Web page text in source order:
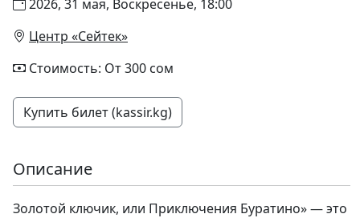
2026, 31 мая, Воскресенье, 18:00
Центр «Сейтек»
Стоимость: От 300 сом
Купить билет (kassir.kg)
Описание
Золотой ключик, или Приключения Буратино» — это